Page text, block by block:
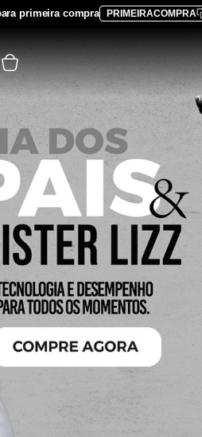
primeira compra PRIMEIRACOMPRA